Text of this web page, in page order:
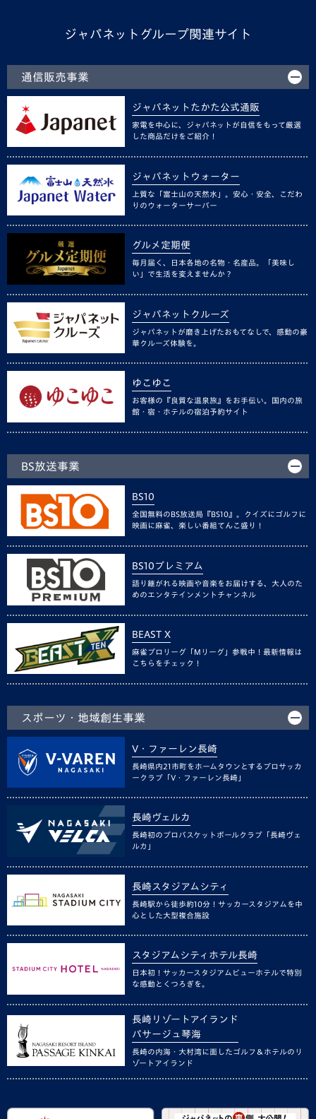
ジャパネットグループ関連サイト
通信販売事業
ジャパネットたかた公式通販
家電を中心に、ジャパネットが自信をもって厳選
した商品だけをご紹介！
ジャパネットウォーター
上質な「富士山の天然水」。安心・安全、こだわ
りのウォーターサーバー
グルメ定期便
毎月届く、日本各地の名物・名産品。「美味し
い」で生活を変えませんか？
ジャパネットクルーズ
ジャパネットが磨き上げたおもてなしで、感動の豪
華クルーズ体験を。
ゆこゆこ
お客様の『良質な温泉旅』をお手伝い。国内の旅
館・宿・ホテルの宿泊予約サイト
BS放送事業
BS10
全国無料のBS放送局『BS10』。クイズにゴルフに
映画に麻雀、楽しい番組てんこ盛り！
BS10プレミアム
語り継がれる映画や音楽をお届けする、大人のた
めのエンタテインメントチャンネル
BEAST X
麻雀プロリーグ「Mリーグ」参戦中！最新情報は
こちらをチェック！
スポーツ・地域創生事業
V・ファーレン長崎
長崎県内21市町をホームタウンとするプロサッカ
ークラブ「V・ファーレン長崎」
長崎ヴェルカ
長崎初のプロバスケットボールクラブ「長崎ヴェ
ルカ」
長崎スタジアムシティ
長崎駅から徒歩約10分！サッカースタジアムを中
心とした大型複合施設
スタジアムシティホテル長崎
日本初！サッカースタジアムビューホテルで特別
な感動とくつろぎを。
長崎リゾートアイランド
パサージュ琴海
長崎の内海・大村湾に面したゴルフ＆ホテルのリ
ゾートアイランド